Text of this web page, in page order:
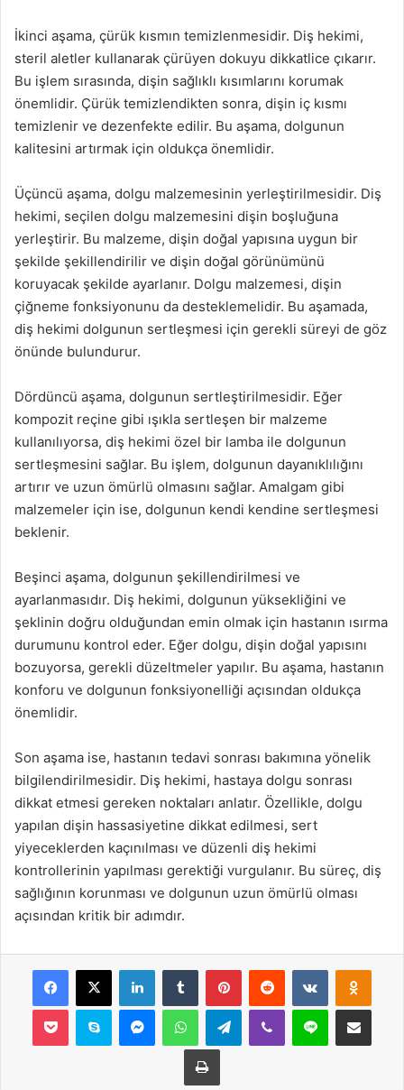
İkinci aşama, çürük kısmın temizlenmesidir. Diş hekimi,
steril aletler kullanarak çürüyen dokuyu dikkatlice çıkarır.
Bu işlem sırasında, dişin sağlıklı kısımlarını korumak
önemlidir. Çürük temizlendikten sonra, dişin iç kısmı
temizlenir ve dezenfekte edilir. Bu aşama, dolgunun
kalitesini artırmak için oldukça önemlidir.
Üçüncü aşama, dolgu malzemesinin yerleştirilmesidir. Diş
hekimi, seçilen dolgu malzemesini dişin boşluğuna
yerleştirir. Bu malzeme, dişin doğal yapısına uygun bir
şekilde şekillendirilir ve dişin doğal görünümünü
koruyacak şekilde ayarlanır. Dolgu malzemesi, dişin
çiğneme fonksiyonunu da desteklemelidir. Bu aşamada,
diş hekimi dolgunun sertleşmesi için gerekli süreyi de göz
önünde bulundurur.
Dördüncü aşama, dolgunun sertleştirilmesidir. Eğer
kompozit reçine gibi ışıkla sertleşen bir malzeme
kullanılıyorsa, diş hekimi özel bir lamba ile dolgunun
sertleşmesini sağlar. Bu işlem, dolgunun dayanıklılığını
artırır ve uzun ömürlü olmasını sağlar. Amalgam gibi
malzemeler için ise, dolgunun kendi kendine sertleşmesi
beklenir.
Beşinci aşama, dolgunun şekillendirilmesi ve
ayarlanmasıdır. Diş hekimi, dolgunun yüksekliğini ve
şeklinin doğru olduğundan emin olmak için hastanın ısırma
durumunu kontrol eder. Eğer dolgu, dişin doğal yapısını
bozuyorsa, gerekli düzeltmeler yapılır. Bu aşama, hastanın
konforu ve dolgunun fonksiyonelliği açısından oldukça
önemlidir.
Son aşama ise, hastanın tedavi sonrası bakımına yönelik
bilgilendirilmesidir. Diş hekimi, hastaya dolgu sonrası
dikkat etmesi gereken noktaları anlatır. Özellikle, dolgu
yapılan dişin hassasiyetine dikkat edilmesi, sert
yiyeceklerden kaçınılması ve düzenli diş hekimi
kontrollerinin yapılması gerektiği vurgulanır. Bu süreç, diş
sağlığının korunması ve dolgunun uzun ömürlü olması
açısından kritik bir adımdır.
Facebook
X LinkedInTumblr PinterestReddit VKontakte
Pocket Skype MessengerWhatsAppTelegramViber Line E-Posta ile
Yazdır